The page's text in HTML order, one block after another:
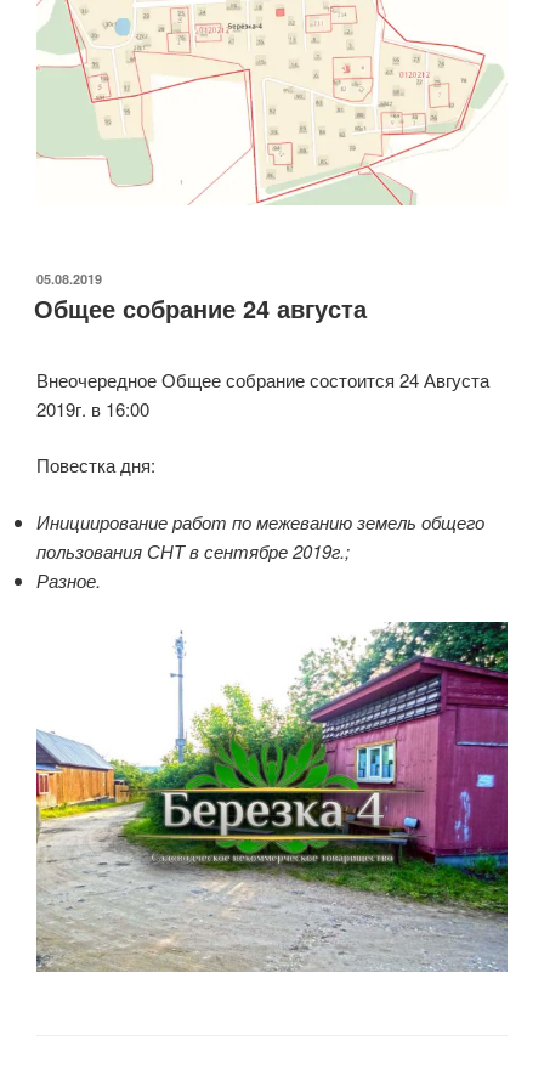
ОПУБЛИКОВАНО
05.08.2019
Общее собрание 24 августа
Внеочередное Общее собрание состоится 24 Августа
2019г. в 16:00
Повестка дня:
Инициирование работ по межеванию земель общего
пользования СНТ в сентябре 2019г.;
Разное.